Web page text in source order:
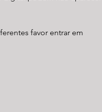
favor entrar em